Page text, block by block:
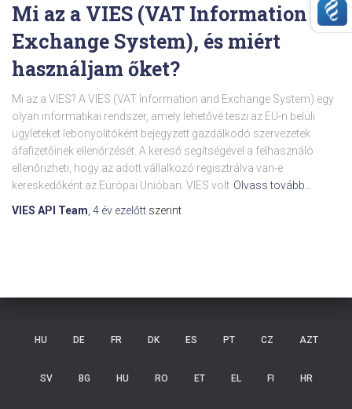
Mi az a VIES (VAT Information
Exchange System), és miért
használjam őket?
Mi az a VIES? A VIES (VAT Information and Exchange System) egy
olyan informatikai rendszer, amely lehetővé teszi az EU-n belüli
ügyleteket lebonyolítóként bejegyzett gazdálkodó szervezetek
áfafizetőinek ellenőrzését. A kereső segítségével a felhasználó
ellenőrizheti, hogy az adott vállalkozó regisztrálva van-e
kereskedőként az Európai Unióban. VIES volt Olvass tovább…
VIES API Team 4 év ezelőtt szerint
HU DE FR DK ES PT CZ AZT
SV BG HU RO ET EL FI HR